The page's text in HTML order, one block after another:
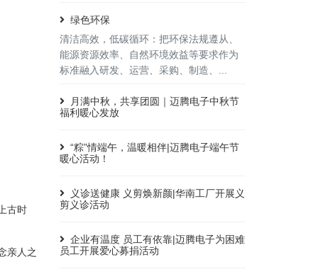
古时
亲人之
绿色环保
清洁高效，低碳循环：把环保法规遵从、
能源资源效率、自然环境效益等要求作为
标准融入研发、运营、采购、制造、...
月满中秋，共享团圆｜迈腾电子中秋节
福利暖心发放
“粽”情端午，温暖相伴|迈腾电子端午节
暖心活动！
义诊送健康 义剪焕新颜|华南工厂开展义
剪义诊活动
企业有温度 员工有依靠|迈腾电子为困难
员工开展爱心募捐活动